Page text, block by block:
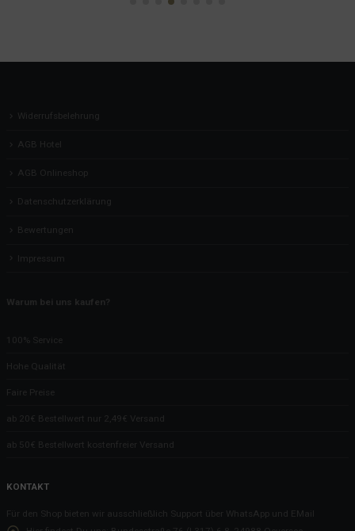
Widerrufsbelehrung
AGB Hotel
AGB Onlineshop
Datenschutzerklärung
Bewertungen
Impressum
Warum bei uns kaufen?
100% Service
Hohe Qualität
Faire Preise
ab 20€ Bestellwert nur 2,49€ Versand
ab 50€ Bestellwert kostenfreier Versand
KONTAKT
Für den Shop bieten wir ausschließlich Support über WhatsApp und EMail